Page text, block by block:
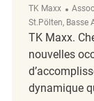
TK Maxx
St.Pölten, Basse
TK Maxx.
nouvelles
dynamique